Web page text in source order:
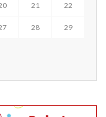
21 22
28 29